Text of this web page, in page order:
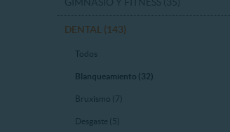
DENTAL (143)
Todos
Blanqueamiento (32)
Bruxismo (7)
Desgaste (5)